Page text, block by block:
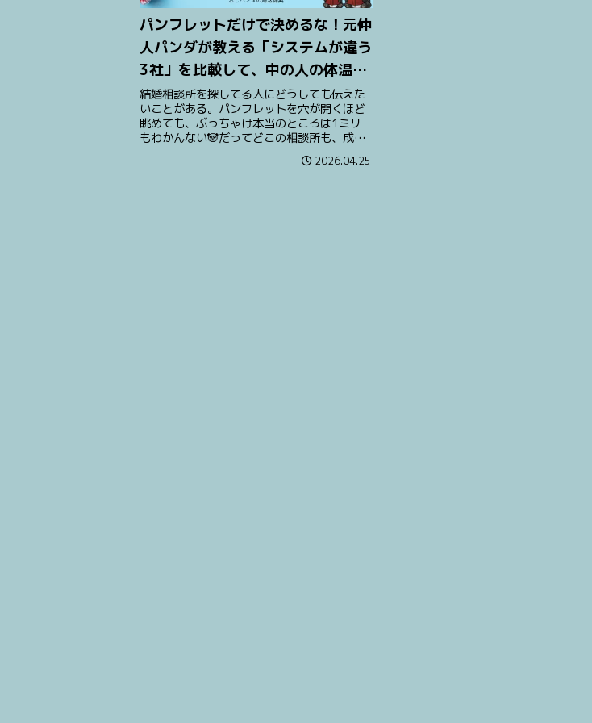
パンフレットだけで決めるな！元仲
人パンダが教える「システムが違う
3社」を比較して、中の人の体温を
感じるための全手順
結婚相談所を探してる人にどうしても伝えた
いことがある。パンフレットを穴が開くほど
眺めても、ぶっちゃけ本当のところは1ミリ
もわかんない🐼だってどこの相談所も、成婚
率高いです。サポート充実してます。こんな
ことしか書いてない。そりゃそうだよね。悪
2026.04.25